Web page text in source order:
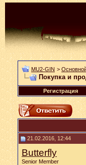
MU2-GIN >
Покупка и
Регистрация
21.02.2016, 12:44
Butterfly
Senior Member